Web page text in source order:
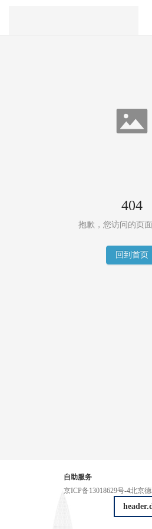
404
抱歉，您访问的页面
回到首页
自助服务
京ICP备13018629号-4北京